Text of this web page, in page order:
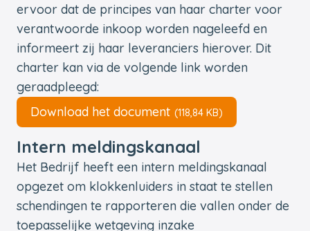
ervoor dat de principes van haar charter voor
verantwoorde inkoop worden nageleefd en
informeert zij haar leveranciers hierover. Dit
charter kan via de volgende link worden
geraadpleegd:
Download het document (118,84 KB)
Intern meldingskanaal
Het Bedrijf heeft een intern meldingskanaal
opgezet om klokkenluiders in staat te stellen
schendingen te rapporteren die vallen onder de
toepasselijke wetgeving inzake